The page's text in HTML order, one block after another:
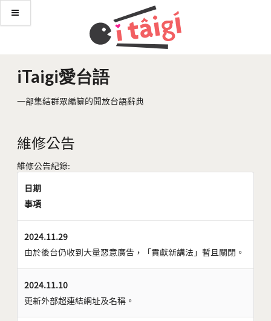
iTaigi愛台語
一部集結群眾編纂的開放台語辭典
維修公告
維修公告紀錄:
日期
事項
2024.11.29
由於後台仍收到大量惡意廣告，「貢獻新講法」暫且關閉。
2024.11.10
更新外部超連結網址及名稱。